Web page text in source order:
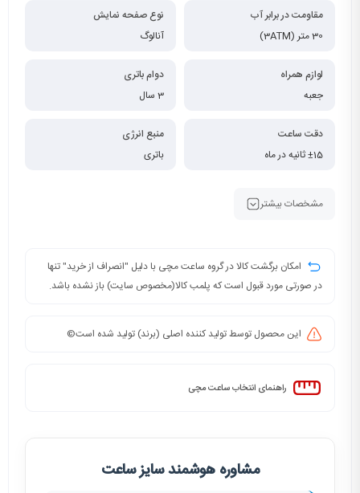
مقاومت در برابر آب
30 متر (3ATM)
نوع صفحه نمایش
آنالوگ
لوازم همراه
جعبه
دوام باتری
3 سال
دقت ساعت
±15 ثانیه در ماه
منبع انرژی
باتری
مشخصات بیشتر
امکان برگشت کالا در گروه ساعت مچی با دلیل "انصراف از خرید" تنها
در صورتی مورد قبول است که پلمب کالا(مخصوص سایت) باز نشده باشد.
این محصول توسط تولید کننده اصلی (برند) تولید شده است©️
راهنمای انتخاب ساعت مچی
مشاوره هوشمند سایز ساعت